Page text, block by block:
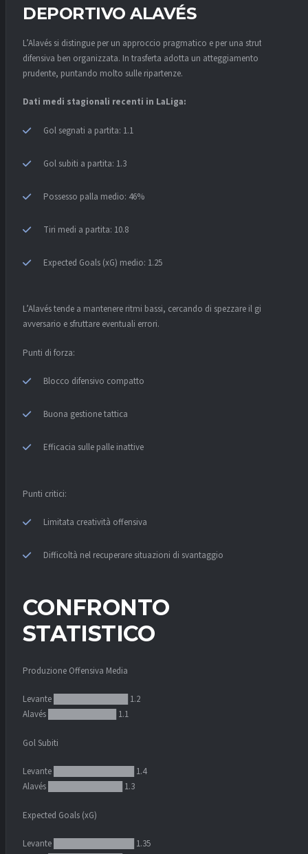
DEPORTIVO ALAVÉS
L’Alavés si distingue per un approccio pragmatico e per una struttura
difensiva ben organizzata. In trasferta adotta un atteggiamento
prudente, puntando molto sulle ripartenze.
Dati medi stagionali recenti in LaLiga:
Gol segnati a partita: 1.1
Gol subiti a partita: 1.3
Possesso palla medio: 46%
Tiri medi a partita: 10.8
Expected Goals (xG) medio: 1.25
L’Alavés tende a mantenere ritmi bassi, cercando di spezzare il gioco
avversario e sfruttare eventuali errori.
Punti di forza:
Blocco difensivo compatto
Buona gestione tattica
Efficacia sulle palle inattive
Punti critici:
Limitata creatività offensiva
Difficoltà nel recuperare situazioni di svantaggio
CONFRONTO
STATISTICO
Produzione Offensiva Media
Levante ████████████ 1.2
Alavés ███████████ 1.1
Gol Subiti
Levante █████████████ 1.4
Alavés ████████████ 1.3
Expected Goals (xG)
Levante █████████████ 1.35